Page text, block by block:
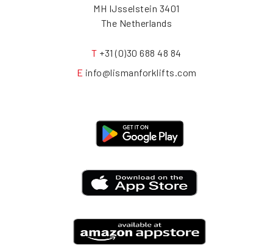
3401 MH IJsselstein
The Netherlands
T +31 (0)30 688 48 84
E info@lismanforklifts.com